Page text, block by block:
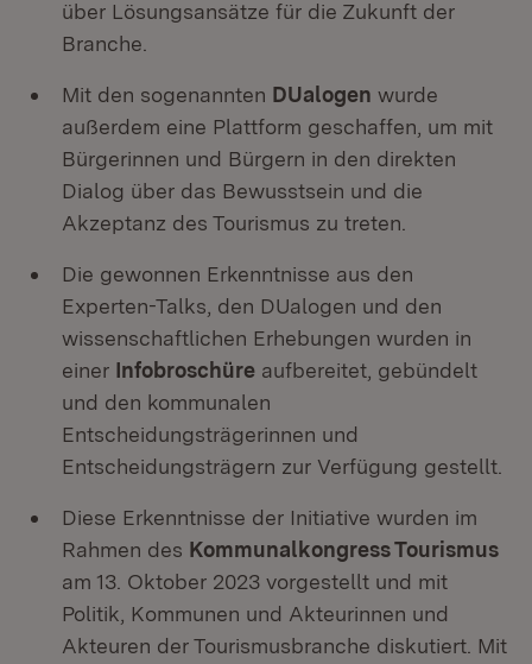
über Lösungsansätze für die Zukunft der
Branche.
Mit den sogenannten DUalogen wurde
außerdem eine Plattform geschaffen, um mit
Bürgerinnen und Bürgern in den direkten
Dialog über das Bewusstsein und die
Akzeptanz des Tourismus zu treten.
Die gewonnen Erkenntnisse aus den
Experten-Talks, den DUalogen und den
wissenschaftlichen Erhebungen wurden in
einer Infobroschüre aufbereitet, gebündelt
und den kommunalen
Entscheidungsträgerinnen und
Entscheidungsträgern zur Verfügung gestellt.
Diese Erkenntnisse der Initiative wurden im
Rahmen des Kommunalkongress Tourismus
am 13. Oktober 2023 vorgestellt und mit
Politik, Kommunen und Akteurinnen und
Akteuren der Tourismusbranche diskutiert. Mit